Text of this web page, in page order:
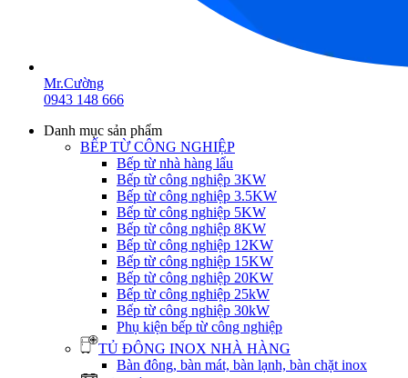
Mr.Cường
0943 148 666
Danh mục sản phẩm
BẾP TỪ CÔNG NGHIỆP
Bếp từ nhà hàng lẩu
Bếp từ công nghiệp 3KW
Bếp từ công nghiệp 3.5KW
Bếp từ công nghiệp 5KW
Bếp từ công nghiệp 8KW
Bếp từ công nghiệp 12KW
Bếp từ công nghiệp 15KW
Bếp từ công nghiệp 20KW
Bếp từ công nghiệp 25kW
Bếp từ công nghiệp 30kW
Phụ kiện bếp từ công nghiệp
TỦ ĐÔNG INOX NHÀ HÀNG
Bàn đông, bàn mát, bàn lạnh, bàn chặt inox